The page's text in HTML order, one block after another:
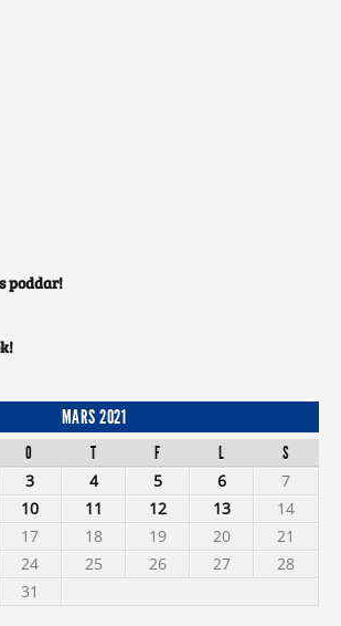
poddar!
MARS 2021
O T F L
S
3 4 5 6
7
10 11 12 13
14
17 18 19 20
21
24 25 26 27
28
31